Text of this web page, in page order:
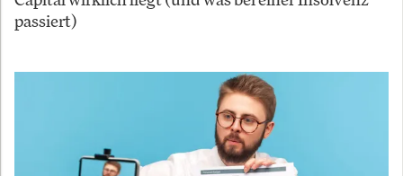
passiert)